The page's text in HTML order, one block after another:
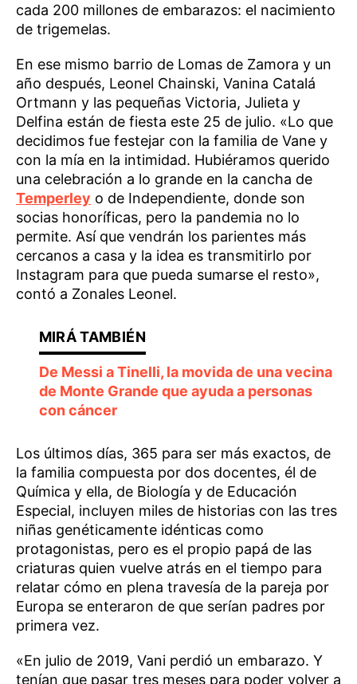
cada 200 millones de embarazos: el nacimiento
de trigemelas.
En ese mismo barrio de Lomas de Zamora y un
año después, Leonel Chainski, Vanina Catalá
Ortmann y las pequeñas Victoria, Julieta y
Delfina están de fiesta este 25 de julio. «Lo que
decidimos fue festejar con la familia de Vane y
con la mía en la intimidad. Hubiéramos querido
una celebración a lo grande en la cancha de
Temperley o de Independiente, donde son
socias honoríficas, pero la pandemia no lo
permite. Así que vendrán los parientes más
cercanos a casa y la idea es transmitirlo por
Instagram para que pueda sumarse el resto»,
contó a Zonales Leonel.
De Messi a Tinelli, la movida de una vecina
de Monte Grande que ayuda a personas
con cáncer
Los últimos días, 365 para ser más exactos, de
la familia compuesta por dos docentes, él de
Química y ella, de Biología y de Educación
Especial, incluyen miles de historias con las tres
niñas genéticamente idénticas como
protagonistas, pero es el propio papá de las
criaturas quien vuelve atrás en el tiempo para
relatar cómo en plena travesía de la pareja por
Europa se enteraron de que serían padres por
primera vez.
«En julio de 2019, Vani perdió un embarazo. Y
tenían que pasar tres meses para poder volver a